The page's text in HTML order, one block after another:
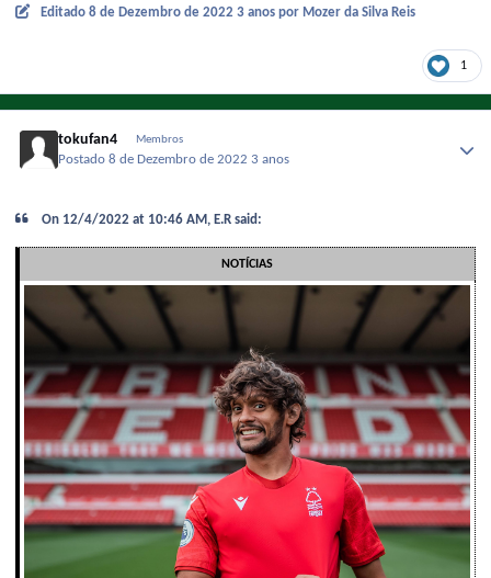
Editado 8 de Dezembro de 2022 3 anos por Mozer da Silva Reis
1
tokufan4 Membros
Postado8 de Dezembro de 2022 3 anos
On 12/4/2022 at 10:46 AM, E.R said:
NOTÍCIAS